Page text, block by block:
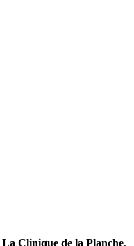
La Clinique de la Planche,